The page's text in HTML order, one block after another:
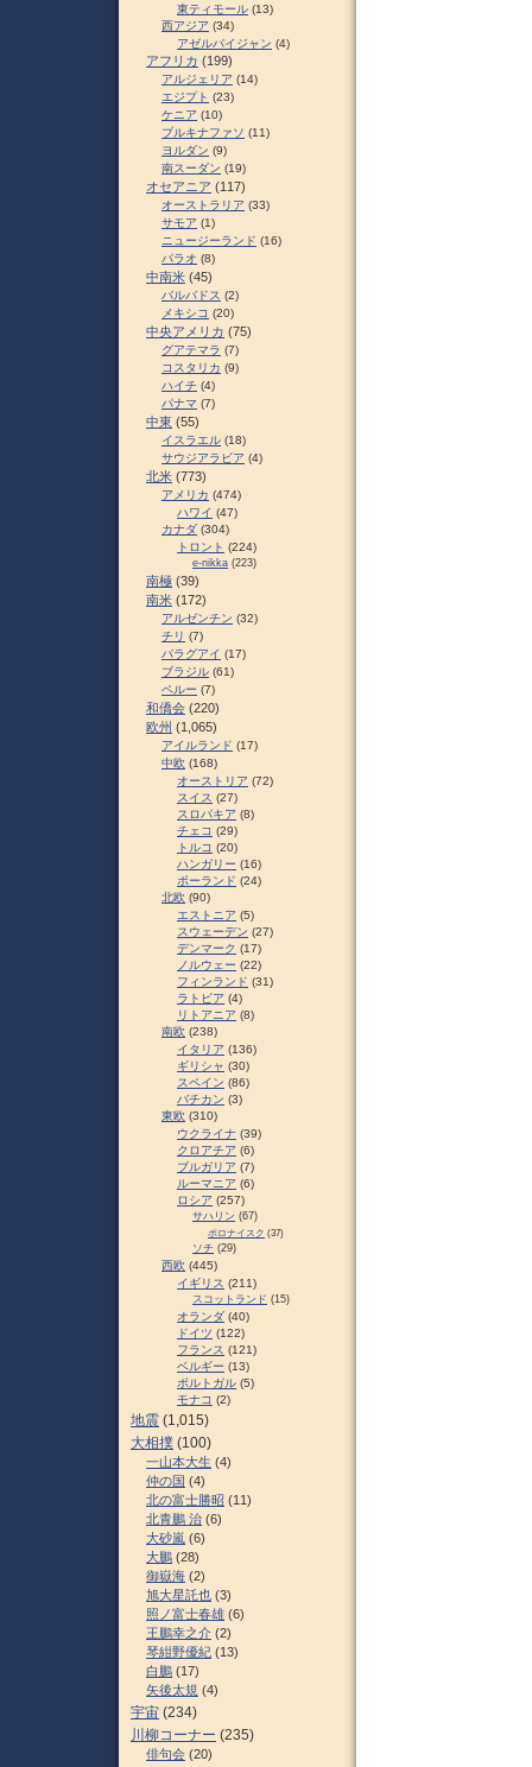
東ティモール (13)
西アジア (34)
アゼルバイジャン (4)
アフリカ (199)
アルジェリア (14)
エジプト (23)
ケニア (10)
ブルキナファソ (11)
ヨルダン (9)
南スーダン (19)
オセアニア (117)
オーストラリア (33)
サモア (1)
ニュージーランド (16)
パラオ (8)
中南米 (45)
バルバドス (2)
メキシコ (20)
中央アメリカ (75)
グアテマラ (7)
コスタリカ (9)
ハイチ (4)
パナマ (7)
中東 (55)
イスラエル (18)
サウジアラビア (4)
北米 (773)
アメリカ (474)
ハワイ (47)
カナダ (304)
トロント (224)
e-nikka (223)
南極 (39)
南米 (172)
アルゼンチン (32)
チリ (7)
パラグアイ (17)
ブラジル (61)
ペルー (7)
和僑会 (220)
欧州 (1,065)
アイルランド (17)
中欧 (168)
オーストリア (72)
スイス (27)
スロパキア (8)
チェコ (29)
トルコ (20)
ハンガリー (16)
ポーランド (24)
北欧 (90)
エストニア (5)
スウェーデン (27)
デンマーク (17)
ノルウェー (22)
フィンランド (31)
ラトビア (4)
リトアニア (8)
南欧 (238)
イタリア (136)
ギリシャ (30)
スペイン (86)
バチカン (3)
東欧 (310)
ウクライナ (39)
クロアチア (6)
ブルガリア (7)
ルーマニア (6)
ロシア (257)
サハリン (67)
ポロナイスク (37)
ソチ (29)
西欧 (445)
イギリス (211)
スコットランド (15)
オランダ (40)
ドイツ (122)
フランス (121)
ベルギー (13)
ポルトガル (5)
モナコ (2)
地震 (1,015)
大相撲 (100)
一山本大生 (4)
仲の国 (4)
北の富士勝昭 (11)
北青鵬 治 (6)
大砂嵐 (6)
大鵬 (28)
御嶽海 (2)
旭大星託也 (3)
照ノ富士春雄 (6)
王鵬幸之介 (2)
琴紺野優紀 (13)
白鵬 (17)
矢後太規 (4)
宇宙 (234)
川柳コーナー (235)
俳句会 (20)